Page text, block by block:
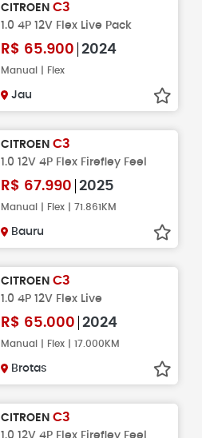
CITROEN C3
1.0 4P 12V Flex Live Pack
R$ 65.900 2024
Manual | Flex
Jau
CITROEN C3
1.0 12V 4P Flex Firefley Feel
R$ 67.990 2025
Manual | Flex | 71.861KM
Bauru
CITROEN C3
1.0 4P 12V Flex Live
R$ 65.000 2024
Manual | Flex | 17.000KM
Brotas
CITROEN C3
1.0 12V 4P Flex Firefley Feel